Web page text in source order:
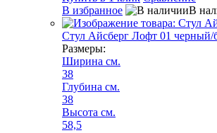
В избранное
В
Стул Айсберг Лофт 01 черный/
Размеры:
Ширина см.
38
Глубина см.
38
Высота см.
58,5